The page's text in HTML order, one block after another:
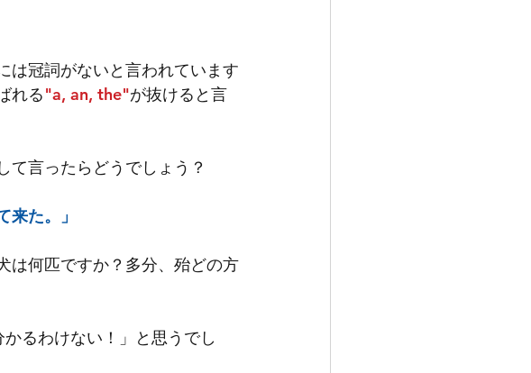
は冠詞がないと言われています
れる"a, an, the"が抜けると言
言ったらどうでしょう？
来た。」
は何匹ですか？多分、殆どの方
るわけない！」と思うでし